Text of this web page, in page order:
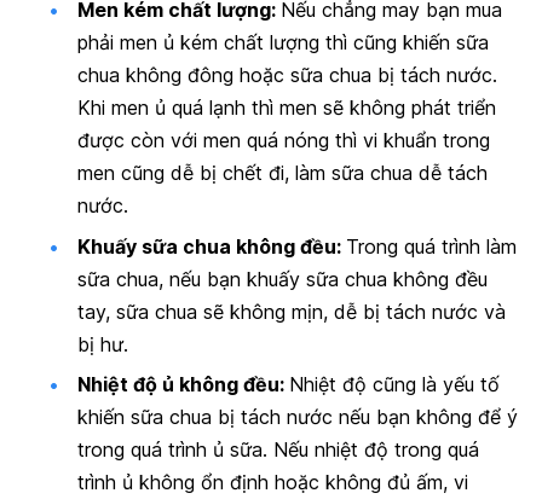
Men kém chất lượng: Nếu chẳng may bạn mua
phải men ủ kém chất lượng thì cũng khiến sữa
chua không đông hoặc sữa chua bị tách nước.
Khi men ủ quá lạnh thì men sẽ không phát triển
được còn với men quá nóng thì vi khuẩn trong
men cũng dễ bị chết đi, làm sữa chua dễ tách
nước.
Khuấy sữa chua không đều: Trong quá trình làm
sữa chua, nếu bạn khuấy sữa chua không đều
tay, sữa chua sẽ không mịn, dễ bị tách nước và
bị hư.
Nhiệt độ ủ không đều: Nhiệt độ cũng là yếu tố
khiến sữa chua bị tách nước nếu bạn không để ý
trong quá trình ủ sữa. Nếu nhiệt độ trong quá
trình ủ không ổn định hoặc không đủ ấm, vi